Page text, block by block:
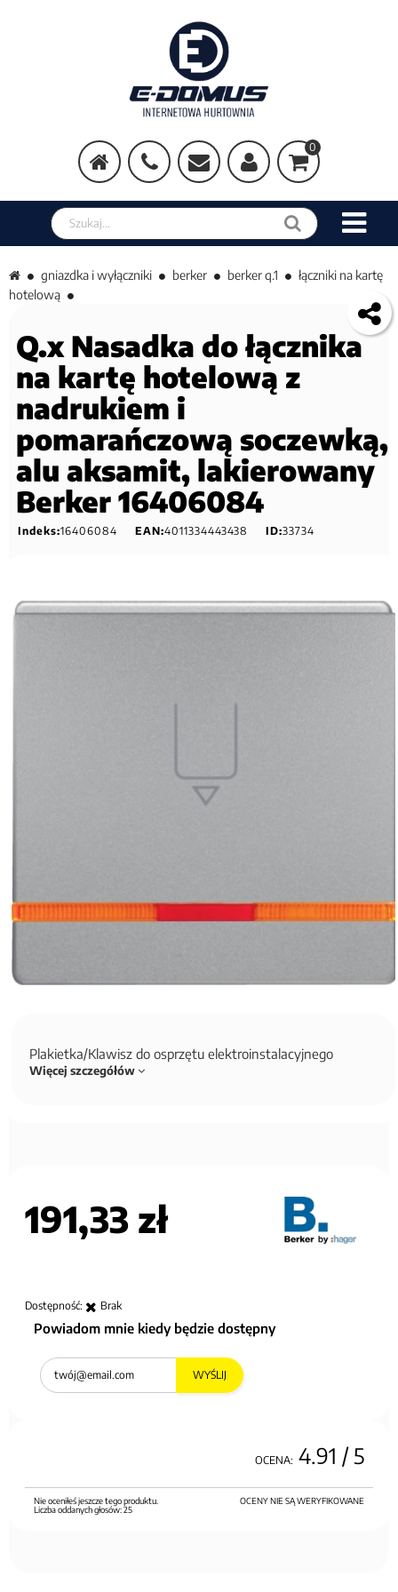
0
Szukaj w sklepie
gniazdka i wyłączniki berker berker q.1
łączniki na kartę
hotelową
Q.x Nasadka do łącznika
na kartę hotelową z
nadrukiem i
pomarańczową soczewką,
alu aksamit, lakierowany
Berker 16406084
Indeks:16406084 EAN:4011334443438 ID:33734
Plakietka/Klawisz do osprzętu elektroinstalacyjnego
Więcej szczegółów
191,33 zł
Dostępność: Brak
Powiadom mnie kiedy będzie dostępny
WYŚLIJ
OCENA: 4.91 / 5
OCENY NIE SĄ WERYFIKOWANE
Nie oceniłeś jeszcze tego produktu.
Liczba oddanych głosów:25